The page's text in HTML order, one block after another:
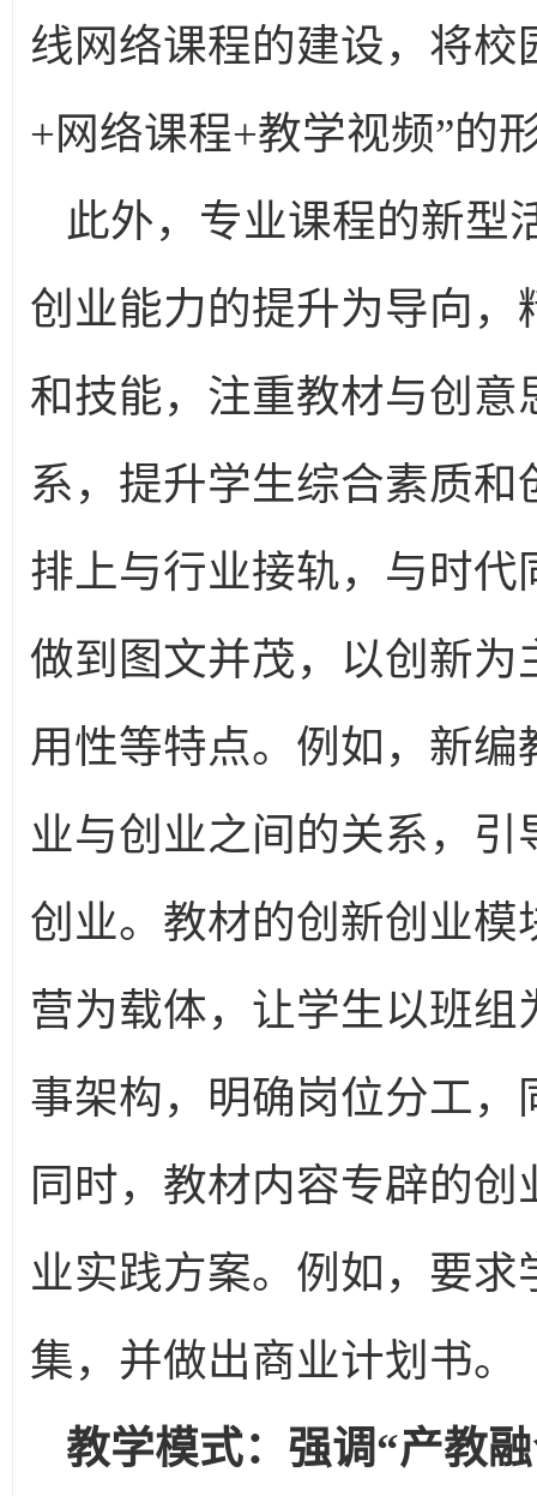
线网络课程的建设，将
+网络课程+教学视频”的
此外，专业课程的新型
创业能力的提升为导向
和技能，注重教材与创
系，提升学生综合素质
排上与行业接轨，与时
做到图文并茂，以创新
用性等特点。例如，新
业与创业之间的关系，
创业。教材的创新创业
营为载体，让学生以班
事架构，明确岗位分工
同时，教材内容专辟的
业实践方案。例如，要
集，并做出商业计划书。
教学模式：强调“产教